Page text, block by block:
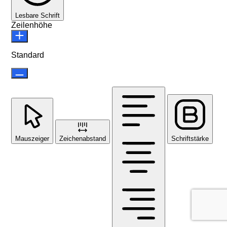
Lesbare Schrift
Zeilenhöhe
Standard
Mauszeiger Zeichenabstand Schriftstärke